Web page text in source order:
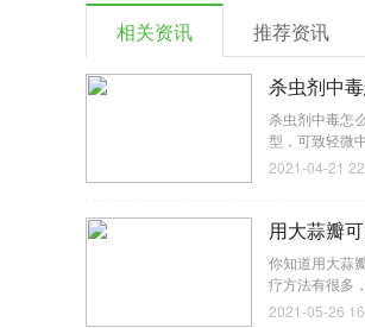
相关资讯
推荐资讯
杀虫剂中
杀虫剂中毒怎
型，可致轻微
2021-04-21
用大蒜瓣
你知道用大蒜
疗方法有很多
2021-05-26